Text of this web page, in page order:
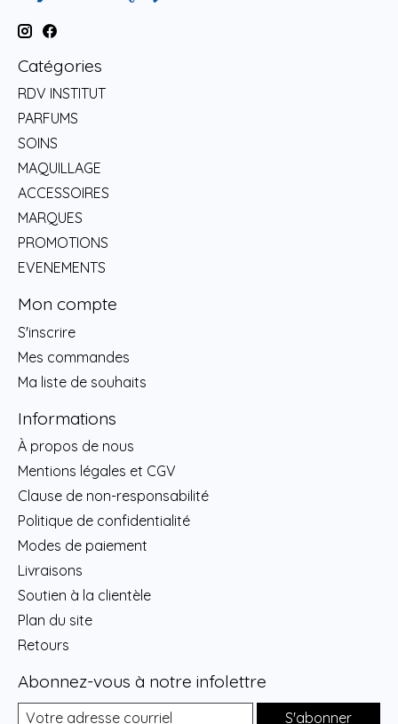
Catégories
RDV INSTITUT
PARFUMS
SOINS
MAQUILLAGE
ACCESSOIRES
MARQUES
PROMOTIONS
EVENEMENTS
Mon compte
S'inscrire
Mes commandes
Ma liste de souhaits
Informations
À propos de nous
Mentions légales et CGV
Clause de non-responsabilité
Politique de confidentialité
Modes de paiement
Livraisons
Soutien à la clientèle
Plan du site
Retours
Abonnez-vous à notre infolettre
S'abonner